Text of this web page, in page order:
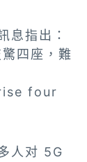
息指出：
四座，難
four
人对 5G